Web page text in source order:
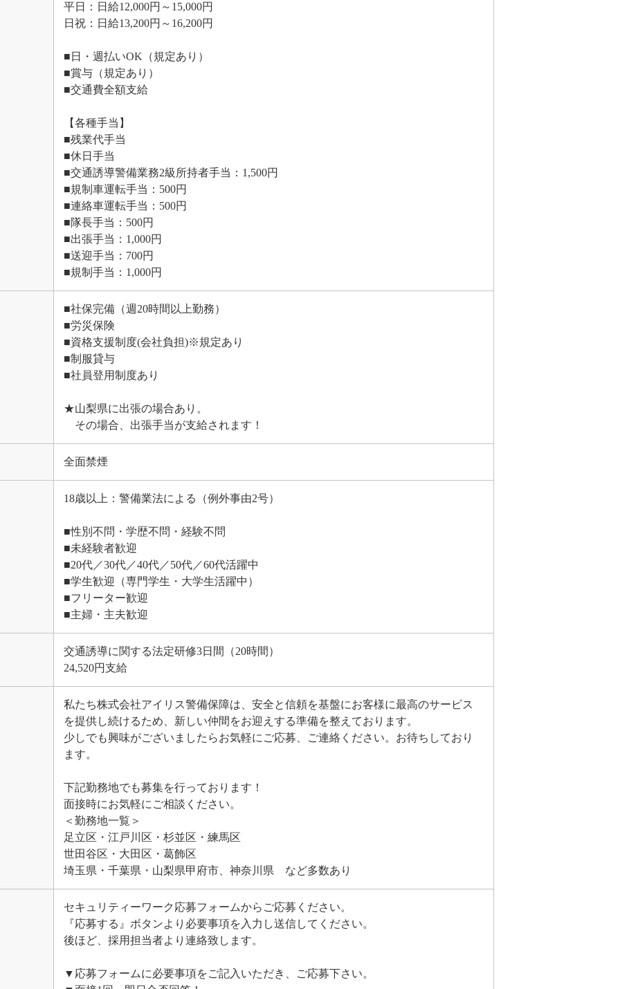
平日：日給12,000円～15,000円
日祝：日給13,200円～16,200円
■日・週払いOK（規定あり）
■賞与（規定あり）
■交通費全額支給
【各種手当】
■残業代手当
■休日手当
■交通誘導警備業務2級所持者手当：1,500円
■規制車運転手当：500円
■連絡車運転手当：500円
■隊長手当：500円
■出張手当：1,000円
■送迎手当：700円
■規制手当：1,000円
■社保完備（週20時間以上勤務）
■労災保険
■資格支援制度(会社負担)※規定あり
■制服貸与
■社員登用制度あり
★山梨県に出張の場合あり。
その場合、出張手当が支給されます！
全面禁煙
18歳以上：警備業法による（例外事由2号）
■性別不問・学歴不問・経験不問
■未経験者歓迎
■20代／30代／40代／50代／60代活躍中
■学生歓迎（専門学生・大学生活躍中）
■フリーター歓迎
■主婦・主夫歓迎
交通誘導に関する法定研修3日間（20時間）
24,520円支給
私たち株式会社アイリス警備保障は、安全と信頼を基盤にお客様に最高のサービス
を提供し続けるため、新しい仲間をお迎えする準備を整えております。
少しでも興味がございましたらお気軽にご応募、ご連絡ください。お待ちしており
ます。
下記勤務地でも募集を行っております！
面接時にお気軽にご相談ください。
＜勤務地一覧＞
足立区・江戸川区・杉並区・練馬区
世田谷区・大田区・葛飾区
埼玉県・千葉県・山梨県甲府市、神奈川県 など多数あり
セキュリティーワーク応募フォームからご応募ください。
『応募する』ボタンより必要事項を入力し送信してください。
後ほど、採用担当者より連絡致します。
▼応募フォームに必要事項をご記入いただき、ご応募下さい。